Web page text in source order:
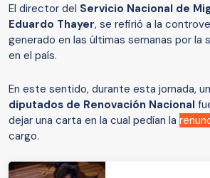
El director del Servicio Nacional de
Eduardo Thayer, se refirió a la
generado en las últimas semanas por la
en el país.
En este sentido, durante esta jornada,
diputados de Renovación Nacional
dejar una carta en la cual pedían la
cargo.